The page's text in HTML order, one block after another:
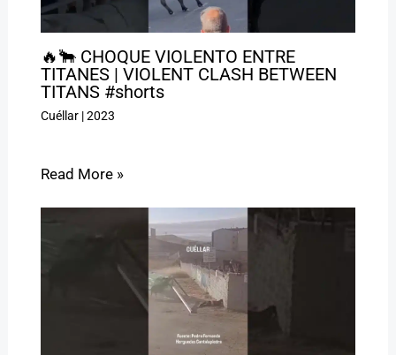
🔥🐂 CHOQUE VIOLENTO ENTRE
TITANES | VIOLENT CLASH BETWEEN
TITANS #shorts
Cuéllar|2023
Read More »